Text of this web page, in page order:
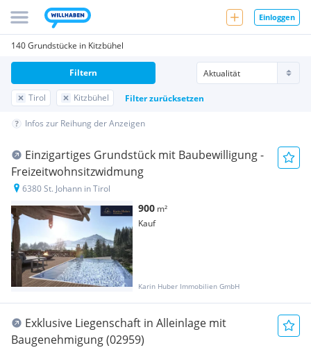
Einloggen
140 Grundstücke in Kitzbühel
Tirol Kitzbühel Filter zurücksetzen
Filtern
Infos zur Reihung der Anzeigen
Einzigartiges Grundstück mit Baubewilligung -
Freizeitwohnsitzwidmung
6380 St. Johann in Tirol
900 m²
Kauf
Karin Huber Immobilien GmbH
Exklusive Liegenschaft in Alleinlage mit
Baugenehmigung (02959)